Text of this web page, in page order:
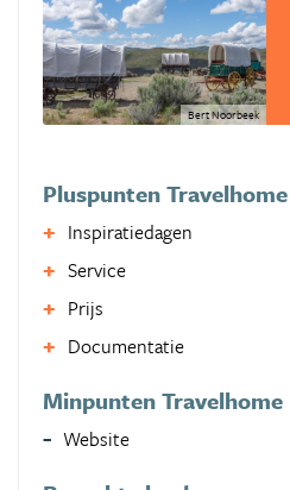
Bert Noorbeek
Pluspunten Travelhome
Inspiratiedagen
Service
Prijs
Documentatie
Minpunten Travelhome
Website